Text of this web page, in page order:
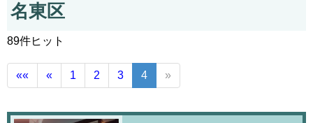
名東区
89件ヒット
«« « 1 2 3 4 »